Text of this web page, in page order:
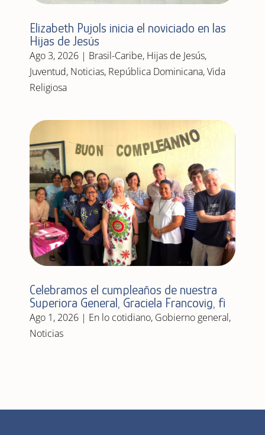
Elizabeth Pujols inicia el noviciado en las
Hijas de Jesús
Ago 3, 2026| Brasil-Caribe, Hijas de Jesús,
Juventud, Noticias, República Dominicana,Vida
Religiosa
Celebramos el cumpleaños de nuestra
Superiora General, Graciela Francovig, fi
Ago 1, 2026| En lo cotidiano, Gobierno general,
Noticias